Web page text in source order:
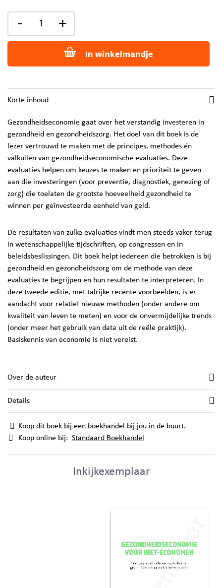
- +
In winkelmandje
Korte inhoud
Gezondheidseconomie gaat over het verstandig investeren in
gezondheid en gezondheidszorg. Het doel van dit boek is de
lezer vertrouwd te maken met de principes, methodes én
valkuilen van gezondheidseconomische evaluaties. Deze
evaluaties helpen om keuzes te maken en prioriteit te geven
aan die investeringen (voor preventie, diagnostiek, genezing of
zorg) die toelaten de grootste hoeveelheid gezondheid te
winnen per geïnvesteerde eenheid van geld.
De resultaten van zulke evaluaties vindt men steeds vaker terug
in wetenschappelijke tijdschriften, op congressen en in
beleidsbeslissingen. Dit boek helpt iedereen die betrokken is bij
gezondheid en gezondheidszorg om de methode van deze
evaluaties te begrijpen en hun resultaten te interpreteren. In
deze tweede editie, met talrijke recente voorbeelden, is er
aandacht voor relatief nieuwe methoden (onder andere om
kwaliteit van leven te meten) en voor de onvermijdelijke trends
(onder meer het gebruik van data uit de reële praktijk).
Basiskennis van economie is niet vereist.
Over de auteur
Details
Koop dit boek bij een boekhandel bij jou in de buurt.
Koop online bij: Standaard Boekhandel
Inkijkexemplaar